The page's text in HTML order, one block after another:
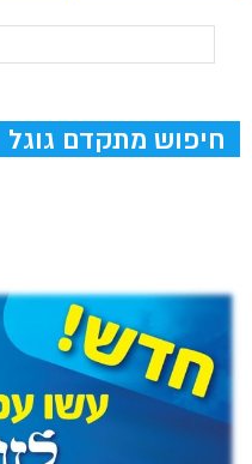
חיפוש מתקדם גוגל